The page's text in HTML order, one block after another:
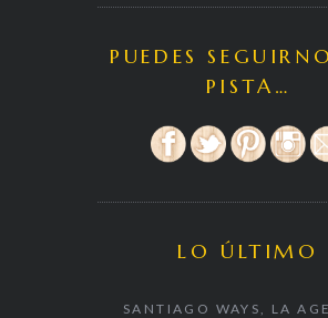
PUEDES
PISTA…
LO ÚLTIMO
SANTIAGO WAYS, LA